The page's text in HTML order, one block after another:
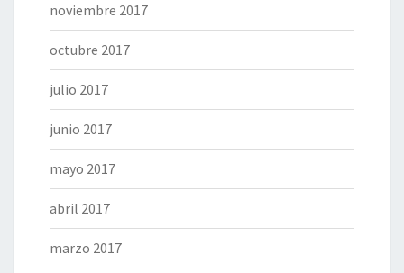
noviembre 2017
octubre 2017
julio 2017
junio 2017
mayo 2017
abril 2017
marzo 2017